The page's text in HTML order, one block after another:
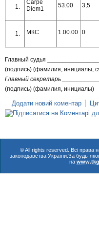
Carpe
Diem1
53.00 3,5
МКС 1.00.00 0
Главный судья
(подпись) (фамилия, инициалы,
Главный секретарь
(подпись) (фамилия, инициалы)
Додати новий коментар
© All rights reserved. Всі права
законодавства України.За будь-
на